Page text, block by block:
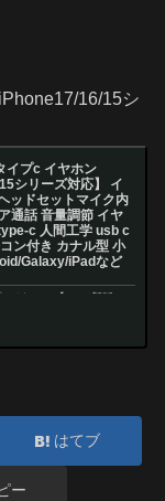
16/15シ
イプc イヤホン
シリーズ対応】 イ
ッドセットマイク内
通話 音量調節 イヤ
c 人間工学 usb c
ン付き カナル型 小
Galaxy/iPadなど
はてブ
ー